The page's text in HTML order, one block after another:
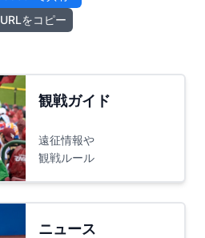
URLをコピー
観戦ガイド
遠征情報や
観戦ルール
ニュース